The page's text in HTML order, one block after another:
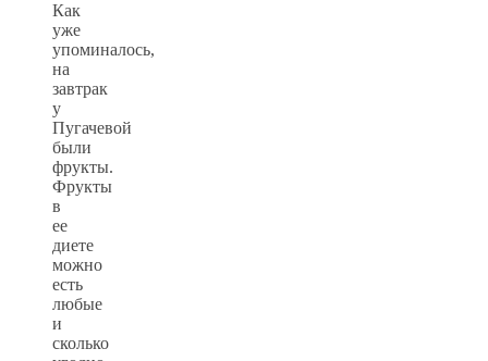
Как
уже
упоминалось,
на
завтрак
у
Пугачевой
были
фрукты.
Фрукты
в
ее
диете
можно
есть
любые
и
сколько